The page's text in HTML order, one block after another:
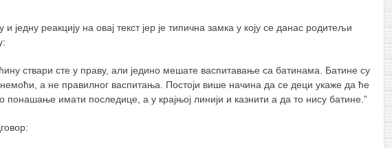
и једну реакцију на овај текст јер је типична замка у коју се данас родитељи
ствари сте у праву, али једино мешате васпитавање са батинама. Батине су
а не правилног васпитања. Постоји више начина да се деци укаже да ће
понашање имати последице, а у крајњој линији и казнити а да то нису батине.”